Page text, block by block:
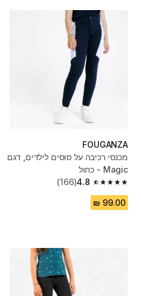
FOUGANZA
מכנסי רכיבה על סוסים לילדים, דגם
Magic - כחול
4.8
4.8 out of 5 stars from 166 reviews
(166)